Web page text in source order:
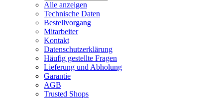
Alle anzeigen
Technische Daten
Bestellvorgang
Mitarbeiter
Kontakt
Datenschutzerklärung
Häufig gestellte Fragen
Lieferung und Abholung
Garantie
AGB
Trusted Shops